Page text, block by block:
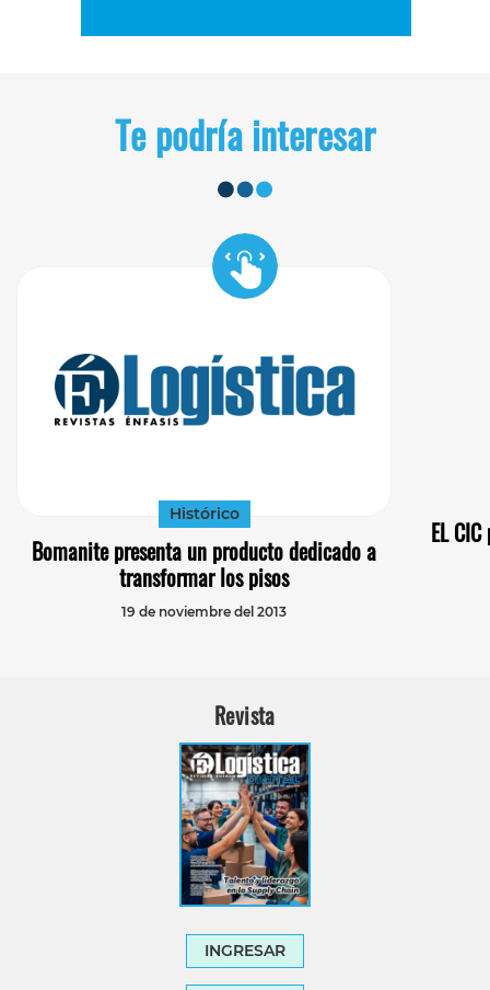
Te podría interesar
Histórico
Bomanite presenta un producto dedicado a
transformar los pisos
19 de noviembre del 2013
EL
Revista
INGRESAR